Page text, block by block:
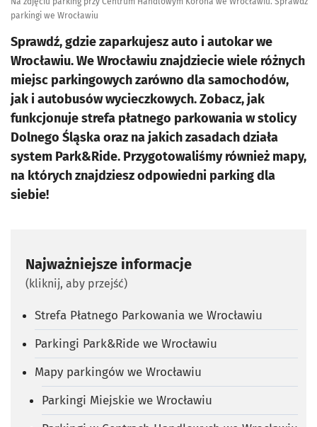
parkingi we Wrocławiu
Sprawdź, gdzie zaparkujesz auto i autokar we
Wrocławiu. We Wrocławiu znajdziecie wiele różnych
miejsc parkingowych zarówno dla samochodów,
jak i autobusów wycieczkowych. Zobacz, jak
funkcjonuje strefa płatnego parkowania w stolicy
Dolnego Śląska oraz na jakich zasadach działa
system Park&Ride. Przygotowaliśmy również mapy,
na których znajdziesz odpowiedni parking dla
siebie!
Najważniejsze informacje
(kliknij, aby przejść)
Strefa Płatnego Parkowania we Wrocławiu
Parkingi Park&Ride we Wrocławiu
Mapy parkingów we Wrocławiu
Parkingi Miejskie we Wrocławiu